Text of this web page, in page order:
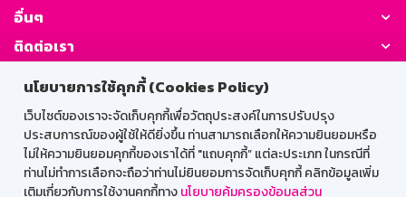
นโยบายการใช้คุกกี้ (Cookies Policy)
เว็บไซต์ของเราจะจัดเก็บคุกกี้เพื่อวัตถุประสงค์ในการปรับปรุง
ประสบการณ์ของผู้ใช้ให้ดียิ่งขึ้น ท่านสามารถเลือกให้ความยินยอมหรือ
ไม่ให้ความยินยอมคุกกี้ของเราได้ที่ "แถบคุกกี้” แต่ละประเภท ในกรณีที่
ท่านไม่ทำการเลือกจะถือว่าท่านไม่ยินยอมการจัดเก็บคุกกี้ คลิกข้อมูลเพิ่ม
เติมเกี่ยวกับการใช้งานคุกกี้ทางนโยบายคุ้มครองข้อมูลส่วน
อื่นๆ
ติดต่อเรา
GSB Society:
สำหรับพนักงาน